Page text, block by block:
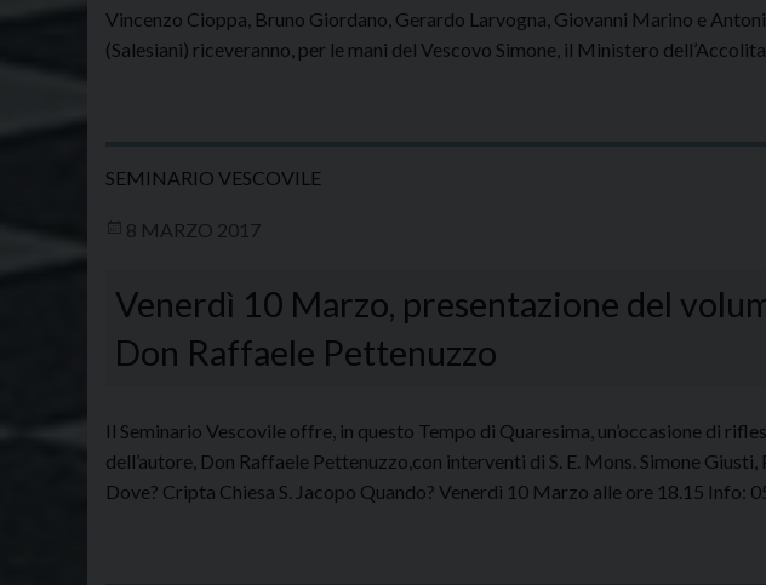
Vincenzo Cioppa, Bruno Giordano, Gerardo Larvogna, Giovanni Marino e
(Salesiani) riceveranno, per le mani del Vescovo Simone, il Ministero
SEMINARIO VESCOVILE
8 MARZO 2017
Venerdì 10 Marzo, presentazione del
Don Raffaele Pettenuzzo
Il Seminario Vescovile offre, in questo Tempo di Quaresima, un’occasione di
dell’autore, Don Raffaele Pettenuzzo,con interventi di S. E. Mons. Simone
Dove? Cripta Chiesa S. Jacopo Quando? Venerdì 10 Marzo alle ore 18.15 Info: